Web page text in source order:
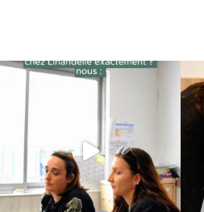
17,90€.14,32€.